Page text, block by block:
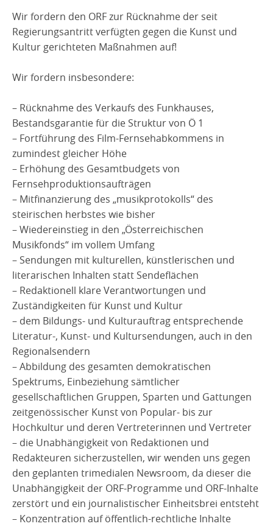
Wir fordern den ORF zur Rücknahme der seit
Regierungsantritt verfügten gegen die Kunst und
Kultur gerichteten Maßnahmen auf!
Wir fordern insbesondere:
– Rücknahme des Verkaufs des Funkhauses,
Bestandsgarantie für die Struktur von Ö 1
– Fortführung des Film-Fernsehabkommens in
zumindest gleicher Höhe
– Erhöhung des Gesamtbudgets von
Fernsehproduktionsaufträgen
– Mitfinanzierung des „musikprotokolls“ des
steirischen herbstes wie bisher
– Wiedereinstieg in den „Österreichischen
Musikfonds“ im vollem Umfang
– Sendungen mit kulturellen, künstlerischen und
literarischen Inhalten statt Sendeflächen
– Redaktionell klare Verantwortungen und
Zuständigkeiten für Kunst und Kultur
– dem Bildungs- und Kulturauftrag entsprechende
Literatur-, Kunst- und Kultursendungen, auch in den
Regionalsendern
– Abbildung des gesamten demokratischen
Spektrums, Einbeziehung sämtlicher
gesellschaftlichen Gruppen, Sparten und Gattungen
zeitgenössischer Kunst von Popular- bis zur
Hochkultur und deren Vertreterinnen und Vertreter
– die Unabhängigkeit von Redaktionen und
Redakteuren sicherzustellen, wir wenden uns gegen
den geplanten trimedialen Newsroom, da dieser die
Unabhängigkeit der ORF-Programme und ORF-Inhalte
zerstört und ein journalistischer Einheitsbrei entsteht
– Konzentration auf öffentlich-rechtliche Inhalte